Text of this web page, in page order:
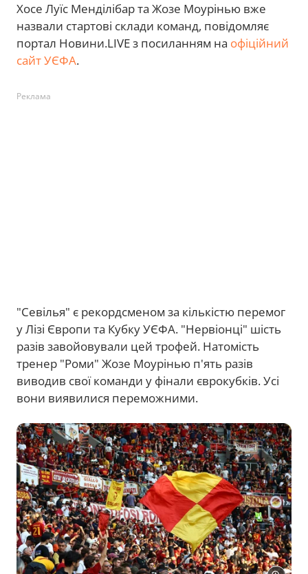
Хосе Луїс Менділібар та Жозе Моурінью вже
назвали стартові склади команд, повідомляє
портал Новини.LIVE з посиланням на офіційний
сайт УЄФА.
Реклама
"Севілья" є рекордсменом за кількістю перемог
у Лізі Європи та Кубку УЄФА. "Нервіонці" шість
разів завойовували цей трофей. Натомість
тренер "Роми" Жозе Моурінью п'ять разів
виводив свої команди у фінали єврокубків. Усі
вони виявилися переможними.